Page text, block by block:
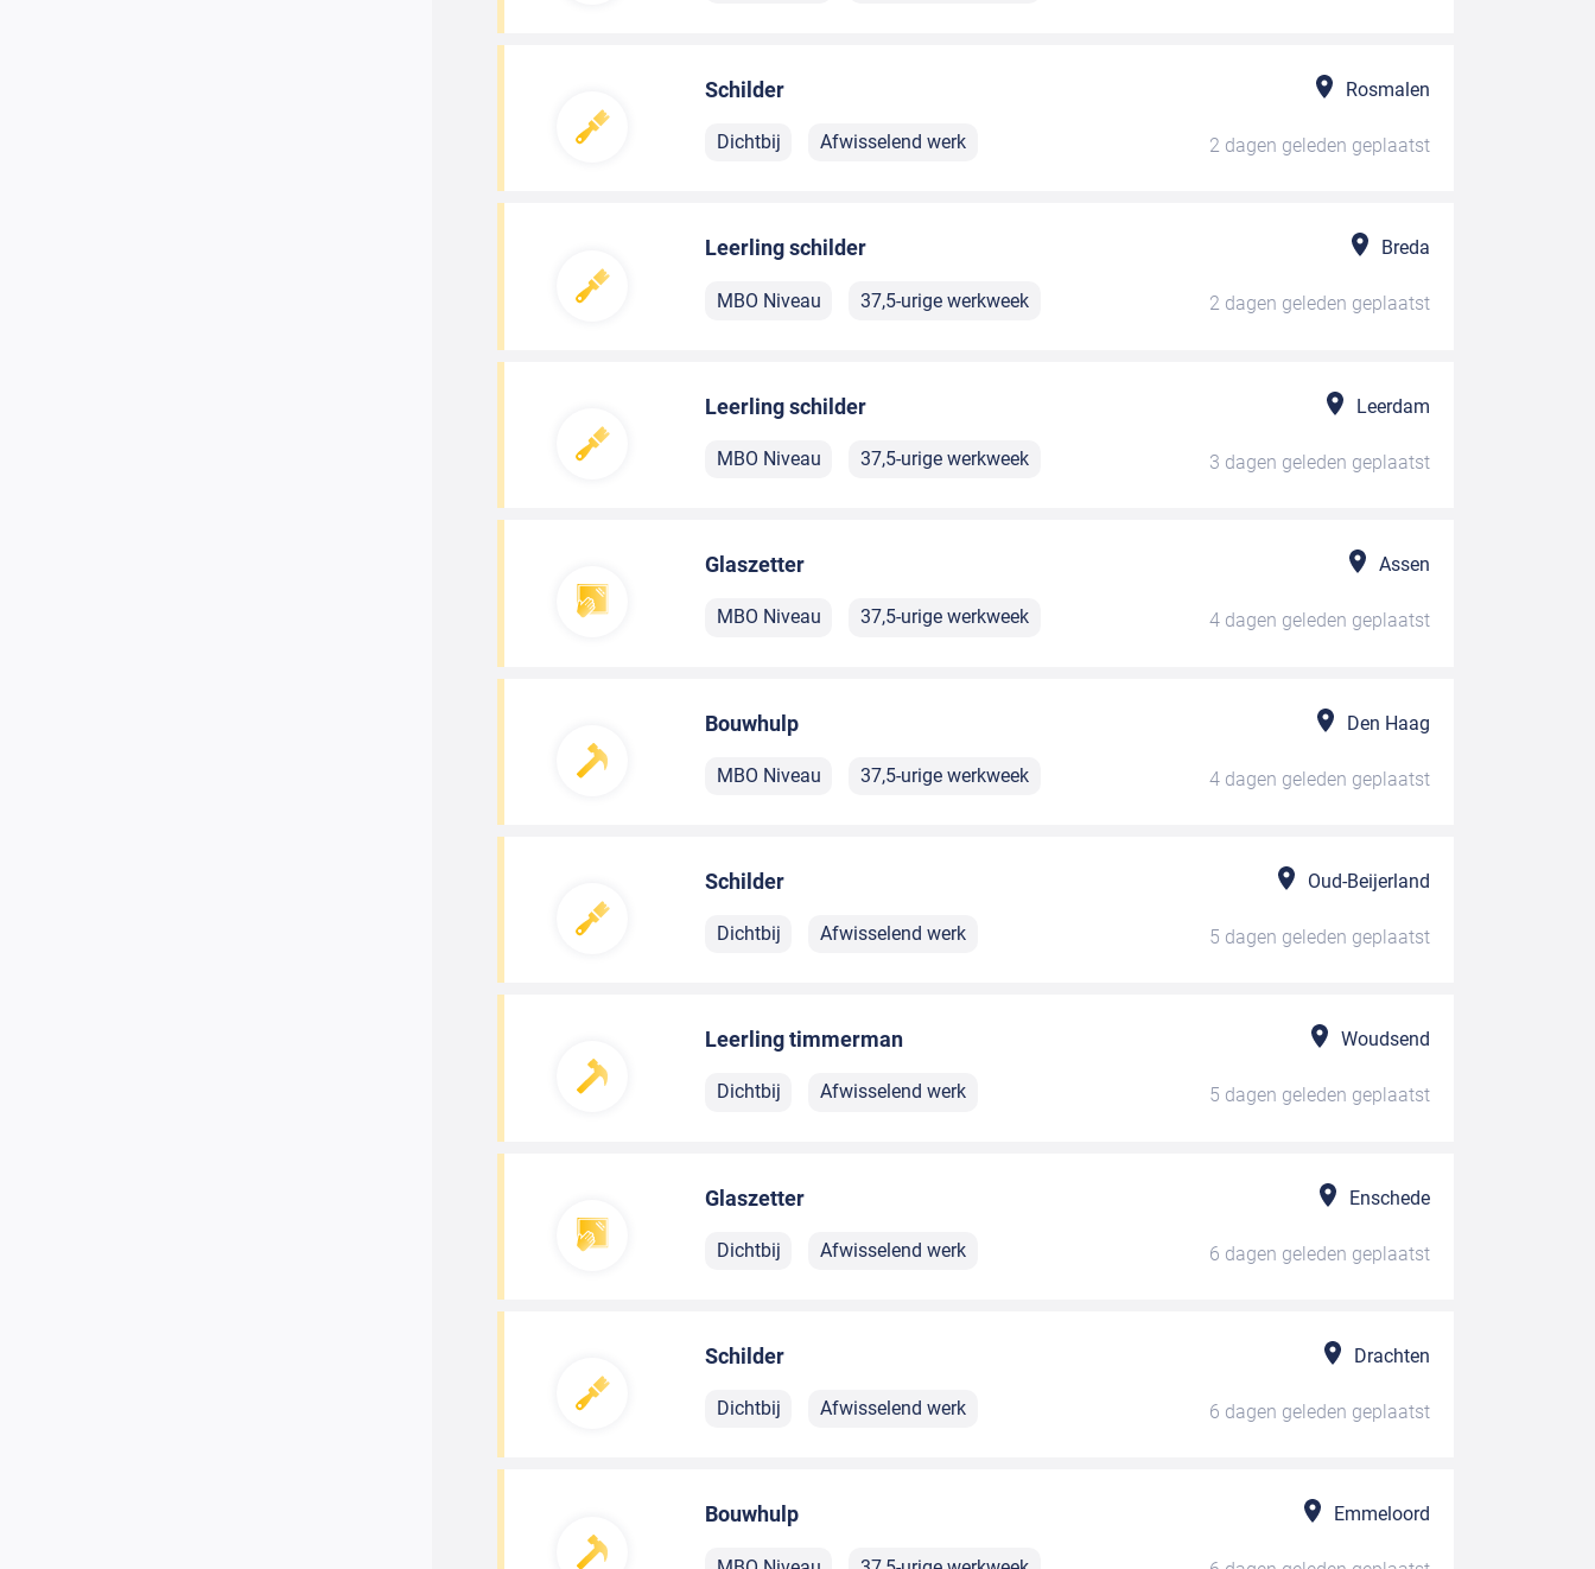
Schilder Rosmalen
Dichtbij Afwisselend werk 2 dagen geleden geplaatst
Leerling schilder Breda
MBO Niveau 37,5-urige werkweek 2 dagen geleden geplaatst
Leerling schilder Leerdam
MBO Niveau 37,5-urige werkweek 3 dagen geleden geplaatst
Glaszetter Assen
MBO Niveau 37,5-urige werkweek 4 dagen geleden geplaatst
Bouwhulp Den Haag
MBO Niveau 37,5-urige werkweek 4 dagen geleden geplaatst
Schilder Oud-Beijerland
Dichtbij Afwisselend werk 5 dagen geleden geplaatst
Leerling timmerman Woudsend
Dichtbij Afwisselend werk 5 dagen geleden geplaatst
Glaszetter Enschede
Dichtbij Afwisselend werk 6 dagen geleden geplaatst
Schilder Drachten
Dichtbij Afwisselend werk 6 dagen geleden geplaatst
Bouwhulp Emmeloord